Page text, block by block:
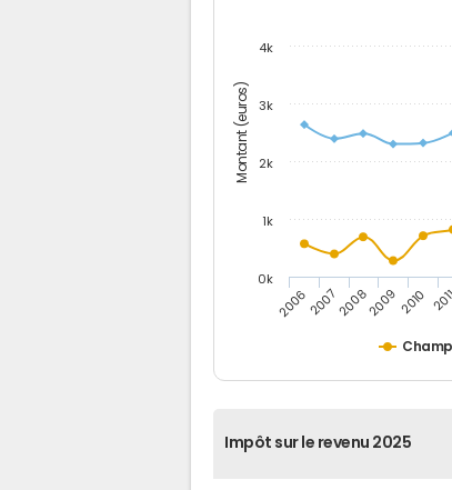
Montant (euros)
20062007200820092010
0k
1k
2k
3k
4k
Impôt sur le revenu 2025